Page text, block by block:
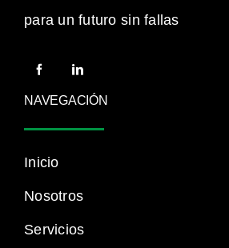
para un futuro sin fallas
NAVEGACIÓN
Inicio
Nosotros
Servicios